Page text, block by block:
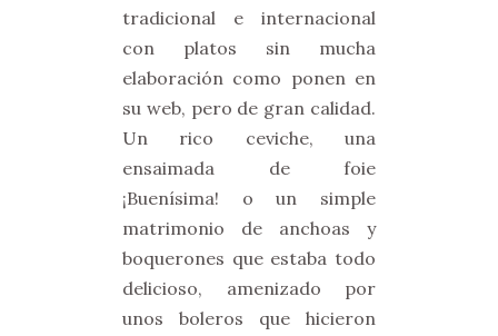
tradicional e internacional
con platos sin mucha
elaboración como ponen en
su web, pero de gran calidad.
Un rico ceviche, una
ensaimada de foie
¡Buenísima! o un simple
matrimonio de anchoas y
boquerones que estaba todo
delicioso, amenizado por
unos boleros que hicieron